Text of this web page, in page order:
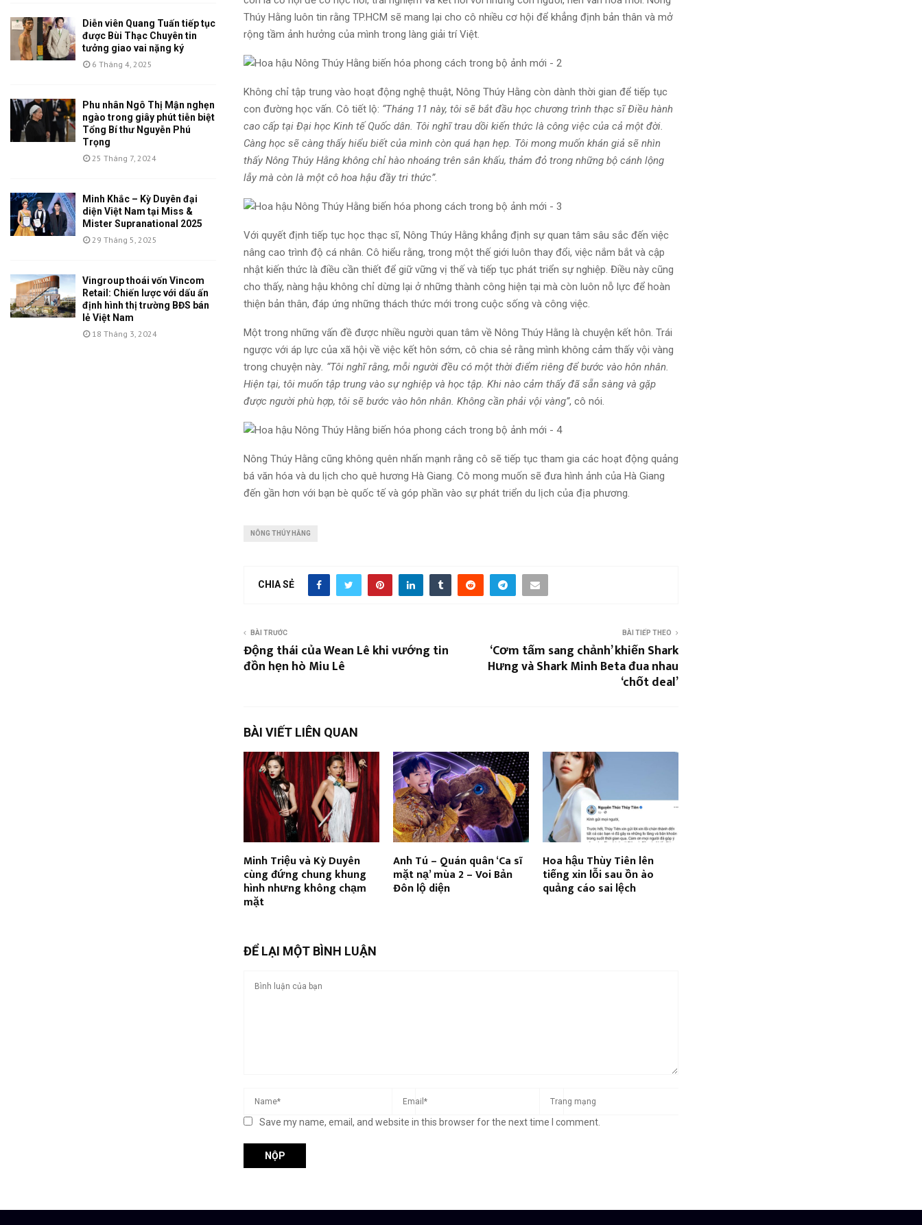
Thúy Hằng luôn tin rằng TP.HCM sẽ mang lại cho cô nhiều cơ hội để khẳng định bản thân và mở
rộng tầm ảnh hưởng của mình trong làng giải trí Việt.
Không chỉ tập trung vào hoạt động nghệ thuật, Nông Thúy Hằng còn dành thời gian để tiếp tục
con đường học vấn. Cô tiết lộ: “Tháng 11 này, tôi sẽ bắt đầu học chương trình thạc sĩ Điều hành
cao cấp tại Đại học Kinh tế Quốc dân. Tôi nghĩ trau dồi kiến thức là công việc của cả một đời.
Càng học sẽ càng thấy hiểu biết của mình còn quá hạn hẹp. Tôi mong muốn khán giả sẽ nhìn
thấy Nông Thúy Hằng không chỉ hào nhoáng trên sân khấu, thảm đỏ trong những bộ cánh lộng
lẫy mà còn là một cô hoa hậu đầy tri thức”.
Với quyết định tiếp tục học thạc sĩ, Nông Thúy Hằng khẳng định sự quan tâm sâu sắc đến việc
nâng cao trình độ cá nhân. Cô hiểu rằng, trong một thế giới luôn thay đổi, việc nắm bắt và cập
nhật kiến thức là điều cần thiết để giữ vững vị thế và tiếp tục phát triển sự nghiệp. Điều này cũng
cho thấy, nàng hậu không chỉ dừng lại ở những thành công hiện tại mà còn luôn nỗ lực để hoàn
thiện bản thân, đáp ứng những thách thức mới trong cuộc sống và công việc.
Một trong những vấn đề được nhiều người quan tâm về Nông Thúy Hằng là chuyện kết hôn. Trái
ngược với áp lực của xã hội về việc kết hôn sớm, cô chia sẻ rằng mình không cảm thấy vội vàng
trong chuyện này. “Tôi nghĩ rằng, mỗi người đều có một thời điểm riêng để bước vào hôn nhân.
Hiện tại, tôi muốn tập trung vào sự nghiệp và học tập. Khi nào cảm thấy đã sẵn sàng và gặp
được người phù hợp, tôi sẽ bước vào hôn nhân. Không cần phải vội vàng”, cô nói.
Nông Thúy Hằng cũng không quên nhấn mạnh rằng cô sẽ tiếp tục tham gia các hoạt động quảng
bá văn hóa và du lịch cho quê hương Hà Giang. Cô mong muốn sẽ đưa hình ảnh của Hà Giang
đến gần hơn với bạn bè quốc tế và góp phần vào sự phát triển du lịch của địa phương.
NÔNG THÚY HẰNG
CHIA SẺ
BÀI TRƯỚC
Động thái của Wean Lê khi vướng tin
đồn hẹn hò Miu Lê
BÀI TIẾP THEO
‘Cơm tấm sang chảnh’ khiến Shark
Hưng và Shark Minh Beta đua nhau
‘chốt deal’
BÀI VIẾT LIÊN QUAN
Minh Triệu và Kỳ Duyên
cùng đứng chung khung
hình nhưng không chạm
mặt
Anh Tú – Quán quân ‘Ca sĩ
mặt nạ’ mùa 2 – Voi Bản
Đôn lộ diện
Hoa hậu Thùy Tiên lên
tiếng xin lỗi sau ồn ào
quảng cáo sai lệch
ĐỂ LẠI MỘT BÌNH LUẬN
Save my name, email, and website in this browser for the next time I comment.
Diễn viên Quang Tuấn tiếp tục
được Bùi Thạc Chuyên tin
tưởng giao vai nặng ký
6 Tháng 4, 2025
Phu nhân Ngô Thị Mận nghẹn
ngào trong giây phút tiễn biệt
Tổng Bí thư Nguyễn Phú
Trọng
25 Tháng 7, 2024
Minh Khắc – Kỳ Duyên đại
diện Việt Nam tại Miss &
Mister Supranational 2025
29 Tháng 5, 2025
Vingroup thoái vốn Vincom
Retail: Chiến lược với dấu ấn
định hình thị trường BĐS bán
lẻ Việt Nam
18 Tháng 3, 2024